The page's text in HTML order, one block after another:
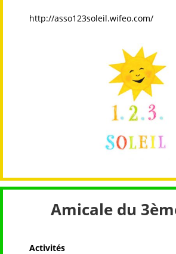
http://asso123soleil.wifeo.com/
Amicale du
Activités